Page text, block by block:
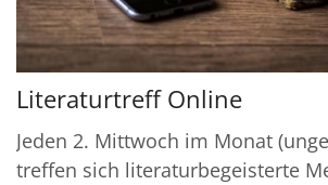
Literaturtreff Online
Jeden 2. Mittwoch im Monat
treffen sich literaturbegeisterte